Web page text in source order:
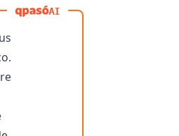
AI